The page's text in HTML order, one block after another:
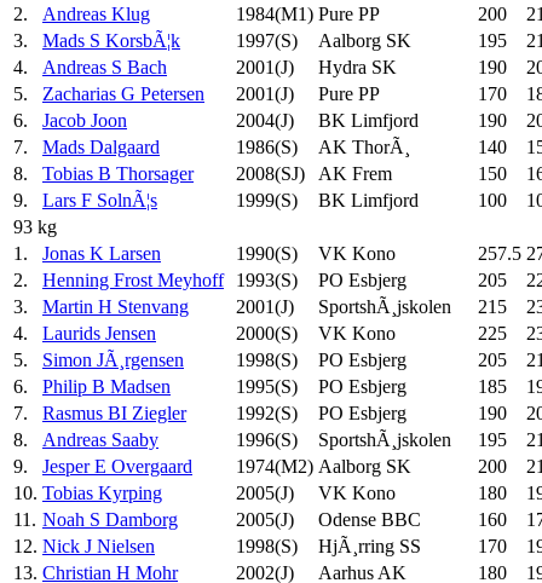
2.
Andreas Klug 1984(M1) Pure PP 200
3.
Mads S KorsbÃ¦k 1997(S) Aalborg SK 195
4.
Andreas S Bach 2001(J) Hydra SK 190
5.
Zacharias G Petersen 2001(J) Pure PP 170
6.
Jacob Joon 2004(J) BK Limfjord 190
7.
Mads Dalgaard 1986(S) AK ThorÃ¸ 140
8.
Tobias B Thorsager 2008(SJ) AK Frem 150
9.
Lars F SolnÃ¦s 1999(S) BK Limfjord 100
93 kg
1.
Jonas K Larsen 1990(S) VK Kono 257.5
2.
Henning Frost Meyhoff 1993(S) PO Esbjerg 205
3.
Martin H Stenvang 2001(J) SportshÃ¸jskolen 215
4.
Laurids Jensen 2000(S) VK Kono 225
5.
Simon JÃ¸rgensen 1998(S) PO Esbjerg 205
6.
Philip B Madsen 1995(S) PO Esbjerg 185
7.
Rasmus BI Ziegler 1992(S) PO Esbjerg 190
8.
Andreas Saaby 1996(S) SportshÃ¸jskolen 195
9.
Jesper E Overgaard 1974(M2) Aalborg SK 200
10. Tobias Kyrping 2005(J) VK Kono 180
11. Noah S Damborg 2005(J) Odense BBC 160
12. Nick J Nielsen 1998(S) HjÃ¸rring SS 170
13. Christian H Mohr 2002(J) Aarhus AK 180